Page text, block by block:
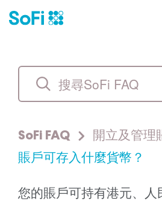
SoFi FAQ 開立及管理
賬戶可存入什麼貨幣？
您的賬戶可持有港元、人